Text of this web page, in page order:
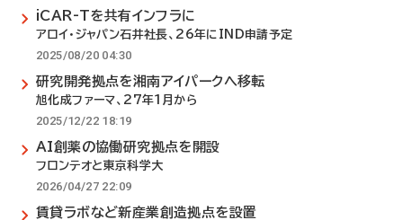
iCAR-Tを共有インフラに
アロイ・ジャパン石井社長、26年にIND申請予定
2025/08/20 04:30
研究開発拠点を湘南アイパークへ移転
旭化成ファーマ、27年1月から
2025/12/22 18:19
AI創薬の協働研究拠点を開設
フロンテオと東京科学大
2026/04/27 22:09
賃貸ラボなど新産業創造拠点を設置